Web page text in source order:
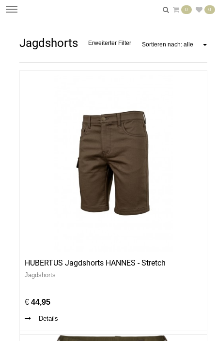
0 0
Jagdshorts Erweiterter Filter Sortieren nach: alle
HUBERTUS Jagdshorts HANNES - Stretch
Jagdshorts
€ 44,95
Details